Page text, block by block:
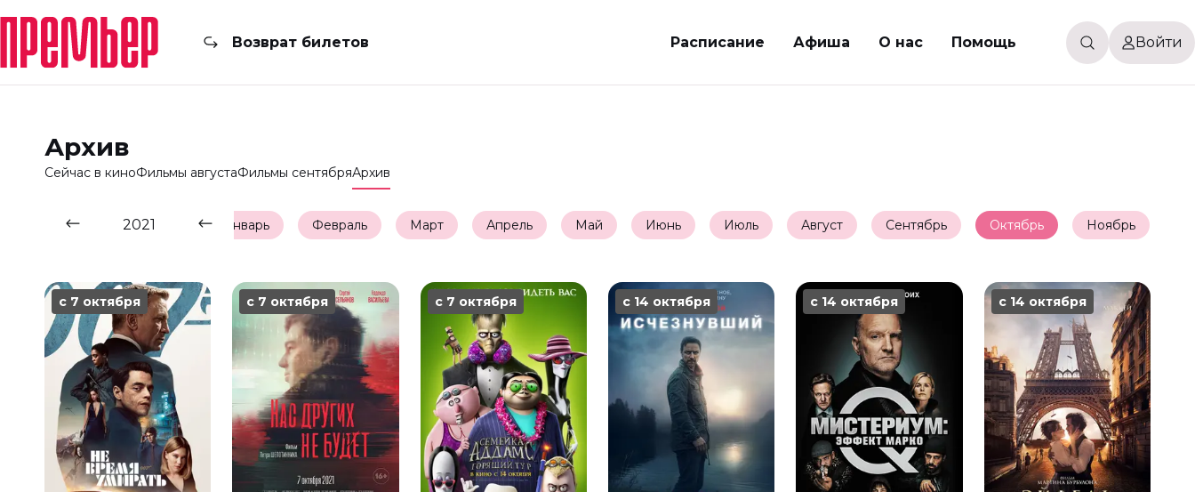
Возврат билетов Расписание Афиша О нас Помощь Войти
Архив
Сейчас в киноФильмы августаФильмы сентябряАрхив
2021 Январь Февраль Март Апрель Май Июнь Июль Август Сентябрь Октябрь Ноябрь
с 7 октября с 7 октября с 7 октября с 14 октября с 14 октября с 14 октября